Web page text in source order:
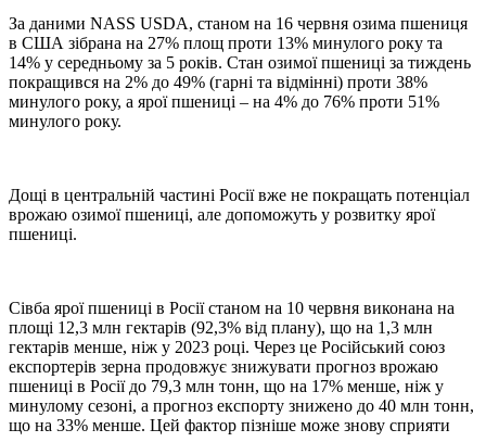
За даними NASS USDA, станом на 16 червня озима пшениця
в США зібрана на 27% площ проти 13% минулого року та
14% у середньому за 5 років. Стан озимої пшениці за тиждень
покращився на 2% до 49% (гарні та відмінні) проти 38%
минулого року, а ярої пшениці – на 4% до 76% проти 51%
минулого року.
Дощі в центральній частині Росії вже не покращать потенціал
врожаю озимої пшениці, але допоможуть у розвитку ярої
пшениці.
Сівба ярої пшениці в Росії станом на 10 червня виконана на
площі 12,3 млн гектарів (92,3% від плану), що на 1,3 млн
гектарів менше, ніж у 2023 році. Через це Російський союз
експортерів зерна продовжує знижувати прогноз врожаю
пшениці в Росії до 79,3 млн тонн, що на 17% менше, ніж у
минулому сезоні, а прогноз експорту знижено до 40 млн тонн,
що на 33% менше. Цей фактор пізніше може знову сприяти